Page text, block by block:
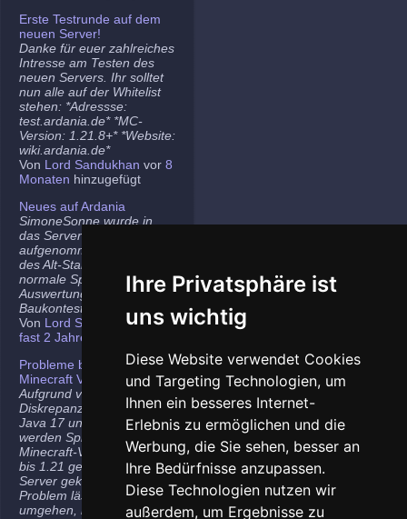
Ihre Privatsphäre ist
uns wichtig
Diese Website verwendet Cookies
und Targeting Technologien, um
Ihnen ein besseres Internet-
Erlebnis zu ermöglichen und die
Werbung, die Sie sehen, besser an
Ihre Bedürfnisse anzupassen.
Diese Technologien nutzen wir
außerdem, um Ergebnisse zu
Erste Testrunde auf dem
neuen Server!
Danke für euer zahlreiches
Intresse am Testen des
neuen Servers. Ihr solltet
nun alle auf der Whitelist
stehen: *Adressse:
test.ardania.de* *MC-
Version: 1.21.8+* *Website:
wiki.ardania.de*
Von Lord Sandukhan vor 8
Monaten hinzugefügt
Neues auf Ardania
SimoneSonne wurde in
das Server-Team
aufgenommen, Freigabe
des Alt-Stammi Ranges für
normale Spieler,
Auswertung des letzten
Baukontest.
Von Lord Sandukhanvor
fast 2 Jahren
Probleme bei neueren
Minecraft Versionen
Aufgrund von
Diskrepanzen zwischen
Java 17 und Java 21
werden Spieler auf den
Minecraft-Versionen 1.20.5
bis 1.21 gelegentlich vom
Server gekickt. Das
Problem lässt sich
umgehen, indem ihr die